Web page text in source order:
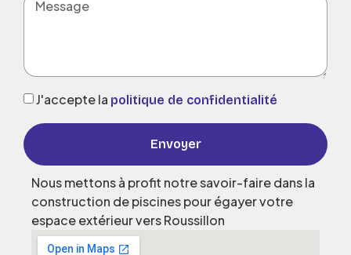
J'accepte la politique de confidentialité
Envoyer
Nous mettons à profit notre savoir-faire dans la
construction de piscines pour égayer votre
espace extérieur vers Roussillon